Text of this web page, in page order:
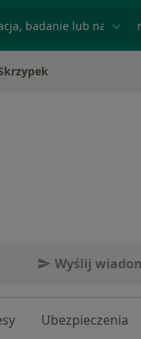
Wyślij
Ubezpieczenia